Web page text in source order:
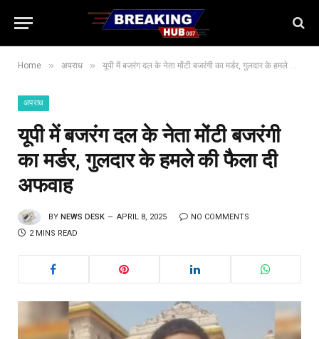
Home » अपराध » यूपी में बजरंग दल के नेता मोंटी बजरंगी का मर्डर, गुलदार के हमले की फैला दी अफवाह
अपराध
यूपी में बजरंग दल के नेता मोंटी बजरंगी
का मर्डर, गुलदार के हमले की फैला दी
अफवाह
BY NEWS DESK APRIL 8, 2025
NO COMMENTS
2 MINS READ